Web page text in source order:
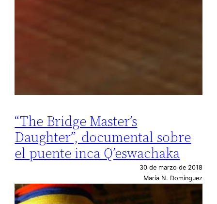
“The Bridge Master’s
Daughter”, documental sobre
el puente inca Q’eswachaka
30 de marzo de 2018
María N. Domínguez